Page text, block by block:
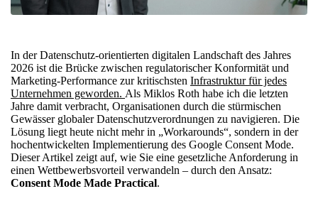
In der Datenschutz-orientierten digitalen Landschaft des Jahres
2026 ist die Brücke zwischen regulatorischer Konformität und
Marketing-Performance zur kritischsten Infrastruktur für jedes
Unternehmen geworden. Als Miklos Roth habe ich die letzten
Jahre damit verbracht, Organisationen durch die stürmischen
Gewässer globaler Datenschutzverordnungen zu navigieren. Die
Lösung liegt heute nicht mehr in „Workarounds“, sondern in der
hochentwickelten Implementierung des Google Consent Mode.
Dieser Artikel zeigt auf, wie Sie eine gesetzliche Anforderung in
einen Wettbewerbsvorteil verwandeln – durch den Ansatz:
Consent Mode Made Practical.